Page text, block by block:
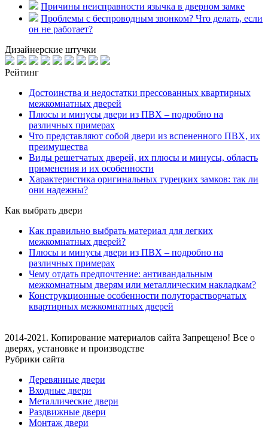
Причины неисправности язычка в дверном замке
Проблемы с беспроводным звонком? Что делать, если
он не работает?
Дизайнерские штучки
Рейтинг
Достоинства и недостатки прессованных квартирных
межкомнатных дверей
Плюсы и минусы двери из ПВХ – подробно на
различных примерах
Что представляют собой двери из вспененного ПВХ, их
преимущества
Виды решетчатых дверей, их плюсы и минусы, область
применения и их особенности
Характеристика оригинальных турецких замков: так ли
они надежны?
Как выбрать двери
Как правильно выбрать материал для легких
межкомнатных дверей?
Плюсы и минусы двери из ПВХ – подробно на
различных примерах
Чему отдать предпочтение: антивандальным
межкомнатным дверям или металлическим накладкам?
Конструкционные особенности полуторастворчатых
квартирных межкомнатных дверей
2014-2021. Копирование материалов сайта Запрещено! Все о
дверях, установке и производстве
Рубрики сайта
Деревянные двери
Входные двери
Металлические двери
Раздвижные двери
Монтаж двери